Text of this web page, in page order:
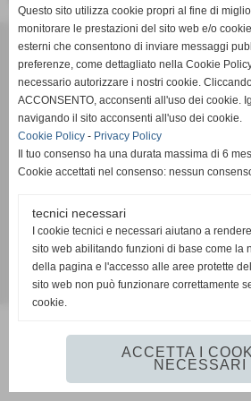
Coordinamento delle Organizzazioni
info@dipoi.it
Accessibilità
Realizzazione siti web
Questo sito utilizza cookie propri al fine di
monitorare le prestazioni del sito web e/o
esterni che consentono di inviare messaggi
preferenze, come dettagliato nella Cookie
necessario autorizzare i nostri cookie.
ACCONSENTO, acconsenti all'uso dei cookie.
navigando il sito acconsenti all'uso dei cookie.
Cookie Policy - Privacy Policy
Il tuo consenso ha una durata massima di 6
Cookie accettati nel consenso: nessun
tecnici necessari
I cookie tecnici e necessari aiutano a
sito web abilitando funzioni di base come la
della pagina e l'accesso alle aree protette del
sito web non può funzionare correttamente
cookie.
ACCETTA I
NECESSARI